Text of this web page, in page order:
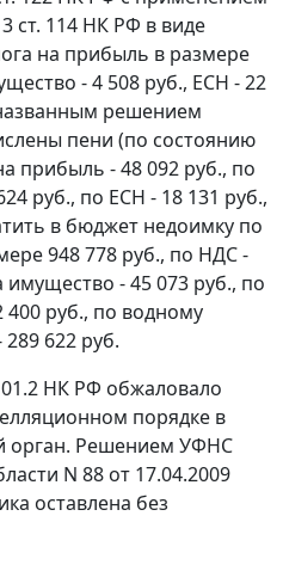
ст. 114 НК РФ в виде
на прибыль в размере
- 4 508 руб., ЕСН - 22
решением
пени (по состоянию
прибыль - 48 092 руб., по
руб., по ЕСН - 18 131 руб.,
в бюджет недоимку по
948 778 руб., по НДС -
имущество - 45 073 руб., по
400 руб., по водному
622 руб.
НК РФ обжаловало
порядке в
орган. Решением УФНС
N 88 от 17.04.2009
оставлена без